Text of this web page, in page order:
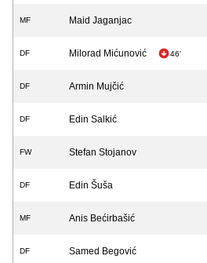
MF Maid Jaganjac
DF Milorad Mićunović 46'
DF Armin Mujčić
DF Edin Salkić
FW Stefan Stojanov
DF Edin Šuša
MF Anis Bećirbašić
DF Samed Begović